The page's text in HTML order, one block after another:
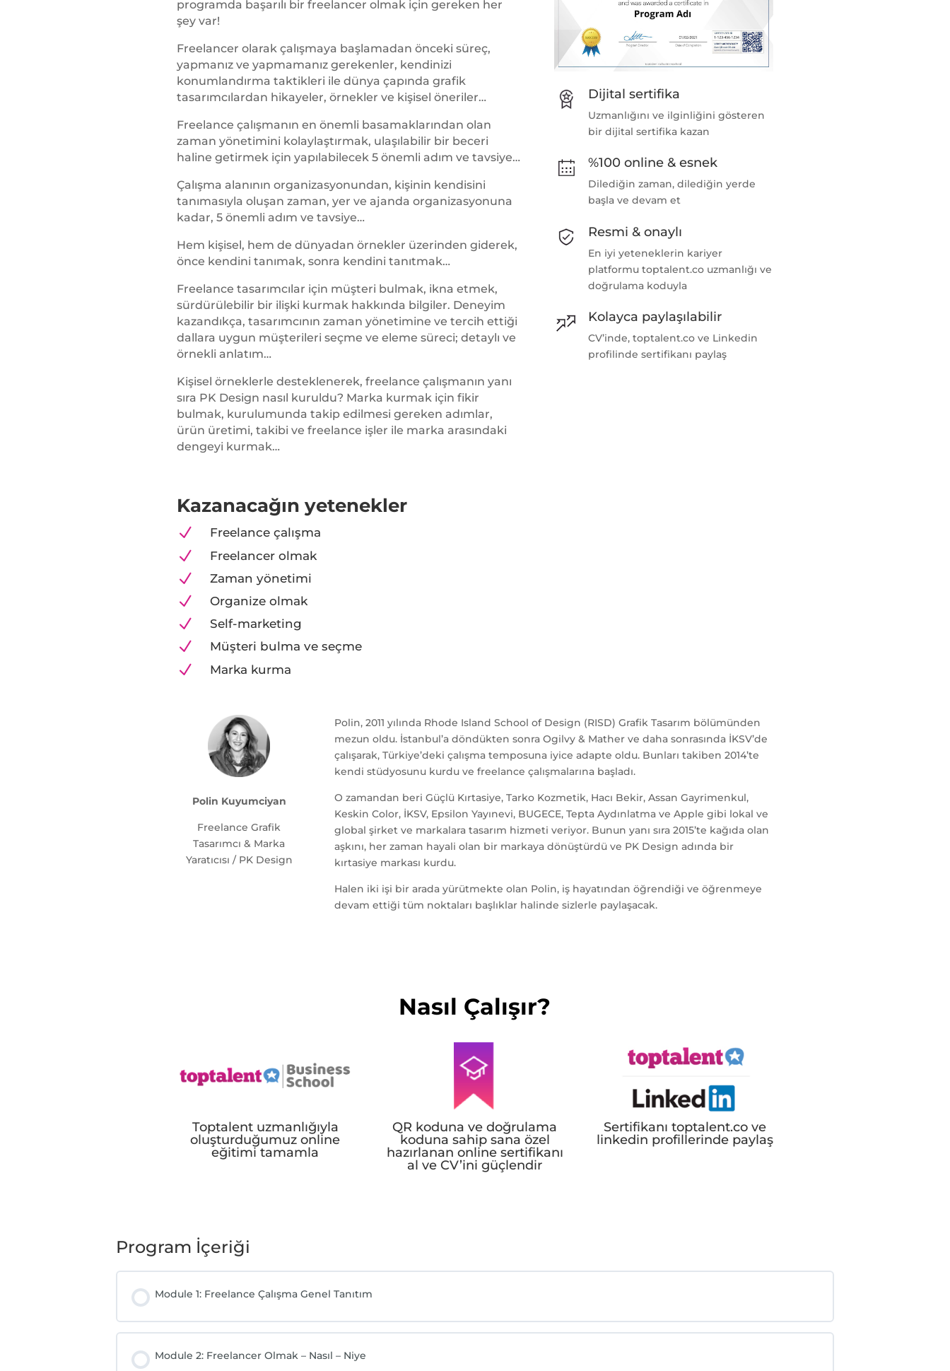
programda başarılı bir freelancer olmak için gereken her
şey var!
Freelancer olarak çalışmaya başlamadan önceki süreç,
yapmanız ve yapmamanız gerekenler, kendinizi
konumlandırma taktikleri ile dünya çapında grafik
tasarımcılardan hikayeler, örnekler ve kişisel öneriler…
Freelance çalışmanın en önemli basamaklarından olan
zaman yönetimini kolaylaştırmak, ulaşılabilir bir beceri
haline getirmek için yapılabilecek 5 önemli adım ve tavsiye…
Çalışma alanının organizasyonundan, kişinin kendisini
tanımasıyla oluşan zaman, yer ve ajanda organizasyonuna
kadar, 5 önemli adım ve tavsiye…
Hem kişisel, hem de dünyadan örnekler üzerinden giderek,
önce kendini tanımak, sonra kendini tanıtmak…
Freelance tasarımcılar için müşteri bulmak, ikna etmek,
sürdürülebilir bir ilişki kurmak hakkında bilgiler. Deneyim
kazandıkça, tasarımcının zaman yönetimine ve tercih ettiği
dallara uygun müşterileri seçme ve eleme süreci; detaylı ve
örnekli anlatım…
Kişisel örneklerle desteklenerek, freelance çalışmanın yanı
sıra PK Design nasıl kuruldu? Marka kurmak için fikir
bulmak, kurulumunda takip edilmesi gereken adımlar,
ürün üretimi, takibi ve freelance işler ile marka arasındaki
dengeyi kurmak…
Kazanacağın yetenekler
N Freelance çalışma
N Freelancer olmak
N Zaman yönetimi
N Organize olmak
N Self-marketing
N Müşteri bulma ve seçme
N Marka kurma
Dijital sertifika
Uzmanlığını ve ilginliğini gösteren
bir dijital sertifika kazan
%100 online & esnek
Dilediğin zaman, dilediğin yerde
başla ve devam et
Resmi & onaylı
En iyi yeteneklerin kariyer
platformu toptalent.co uzmanlığı ve
doğrulama koduyla
Kolayca paylaşılabilir
CV’inde, toptalent.co ve Linkedin
profilinde sertifikanı paylaş
Polin Kuyumciyan
Freelance Grafik
Tasarımcı & Marka
Yaratıcısı / PK Design
Polin, 2011 yılında Rhode Island School of Design (RISD) Grafik Tasarım bölümünden
mezun oldu. İstanbul’a döndükten sonra Ogilvy & Mather ve daha sonrasında İKSV’de
çalışarak, Türkiye’deki çalışma temposuna iyice adapte oldu. Bunları takiben 2014’te
kendi stüdyosunu kurdu ve freelance çalışmalarına başladı.
O zamandan beri Güçlü Kırtasiye, Tarko Kozmetik, Hacı Bekir, Assan Gayrimenkul,
Keskin Color, İKSV, Epsilon Yayınevi, BUGECE, Tepta Aydınlatma ve Apple gibi lokal ve
global şirket ve markalara tasarım hizmeti veriyor. Bunun yanı sıra 2015’te kağıda olan
aşkını, her zaman hayali olan bir markaya dönüştürdü ve PK Design adında bir
kırtasiye markası kurdu.
Halen iki işi bir arada yürütmekte olan Polin, iş hayatından öğrendiği ve öğrenmeye
devam ettiği tüm noktaları başlıklar halinde sizlerle paylaşacak.
Nasıl Çalışır?
Toptalent uzmanlığıyla
oluşturduğumuz online
eğitimi tamamla
QR koduna ve doğrulama
koduna sahip sana özel
hazırlanan online sertifikanı
al ve CV’ini güçlendir
Sertifikanı toptalent.co ve
linkedin profillerinde paylaş
Program İçeriği
Module 1: Freelance Çalışma Genel Tanıtım
Module 2: Freelancer Olmak – Nasıl – Niye